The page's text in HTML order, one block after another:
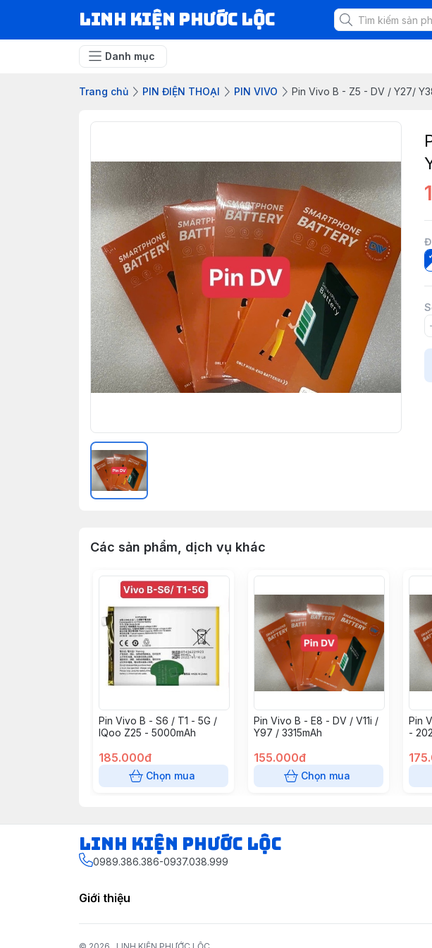
LINH KIỆN PHƯỚC LỘC
Danh mục
Trang chủ PIN ĐIỆN THOẠI PIN VIVO Pin Vivo B - Z5 - DV / Y27/
Các sản phẩm, dịch vụ khác
Pin Vivo B - S6 / T1 - 5G /
IQoo Z25 - 5000mAh
185.000đ
Chọn mua
Pin Vivo B - E8 - DV / V11i /
Y97 / 3315mAh
155.000đ
Chọn mua
Pin
-
LINH KIỆN PHƯỚC LỘC
0989.386.386-0937.038.999
Giới thiệu